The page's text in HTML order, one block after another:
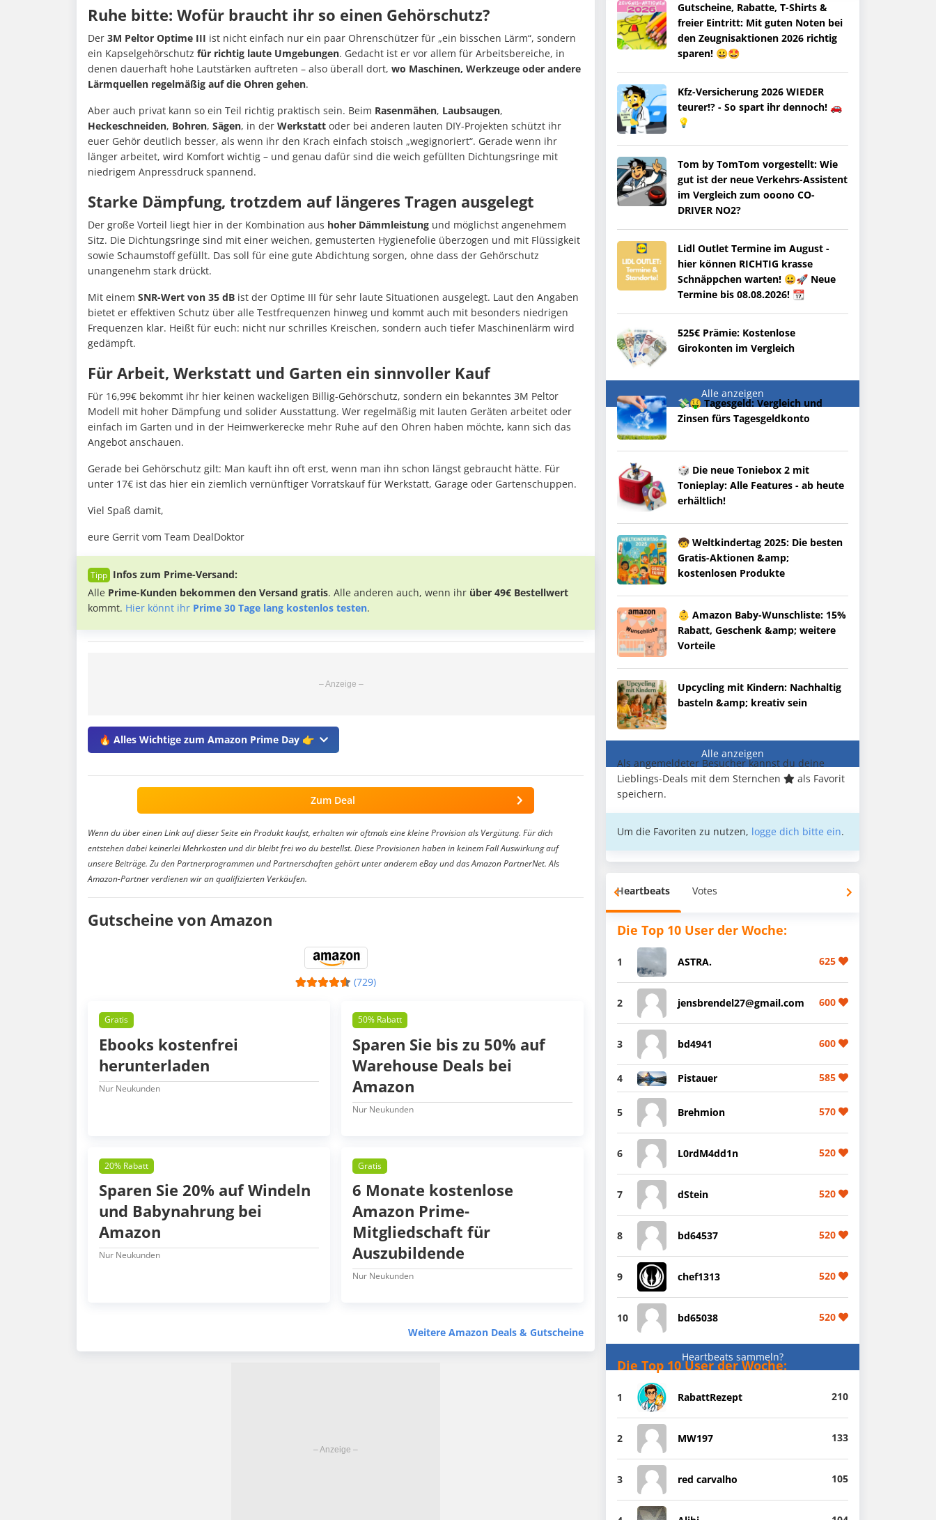
Ruhe bitte: Wofür braucht ihr so einen Gehörschutz?
Der 3M Peltor Optime III ist nicht einfach nur ein paar Ohrenschützer für „ein bisschen Lärm“, sondern
ein Kapselgehörschutz für richtig laute Umgebungen. Gedacht ist er vor allem für Arbeitsbereiche, in
denen dauerhaft hohe Lautstärken auftreten – also überall dort, wo Maschinen, Werkzeuge oder andere
Lärmquellen regelmäßig auf die Ohren gehen.
Aber auch privat kann so ein Teil richtig praktisch sein. Beim Rasenmähen, Laubsaugen,
Heckeschneiden, Bohren, Sägen, in der Werkstatt oder bei anderen lauten DIY-Projekten schützt ihr
euer Gehör deutlich besser, als wenn ihr den Krach einfach stoisch „wegignoriert“. Gerade wenn ihr
länger arbeitet, wird Komfort wichtig – und genau dafür sind die weich gefüllten Dichtungsringe mit
niedrigem Anpressdruck spannend.
Starke Dämpfung, trotzdem auf längeres Tragen ausgelegt
Der große Vorteil liegt hier in der Kombination aus hoher Dämmleistung und möglichst angenehmem
Sitz. Die Dichtungsringe sind mit einer weichen, gemusterten Hygienefolie überzogen und mit Flüssigkeit
sowie Schaumstoff gefüllt. Das soll für eine gute Abdichtung sorgen, ohne dass der Gehörschutz
unangenehm stark drückt.
Mit einem SNR-Wert von 35 dB ist der Optime III für sehr laute Situationen ausgelegt. Laut den Angaben
bietet er effektiven Schutz über alle Testfrequenzen hinweg und kommt auch mit besonders niedrigen
Frequenzen klar. Heißt für euch: nicht nur schrilles Kreischen, sondern auch tiefer Maschinenlärm wird
gedämpft.
Für Arbeit, Werkstatt und Garten ein sinnvoller Kauf
Für 16,99€ bekommt ihr hier keinen wackeligen Billig-Gehörschutz, sondern ein bekanntes 3M Peltor
Modell mit hoher Dämpfung und solider Ausstattung. Wer regelmäßig mit lauten Geräten arbeitet oder
einfach im Garten und in der Heimwerkerecke mehr Ruhe auf den Ohren haben möchte, kann sich das
Angebot anschauen.
Gerade bei Gehörschutz gilt: Man kauft ihn oft erst, wenn man ihn schon längst gebraucht hätte. Für
unter 17€ ist das hier ein ziemlich vernünftiger Vorratskauf für Werkstatt, Garage oder Gartenschuppen.
Viel Spaß damit,
eure Gerrit vom Team DealDoktor
Infos zum Prime-Versand:
Alle Prime-Kunden bekommen den Versand gratis. Alle anderen auch, wenn ihr über 49€ Bestellwert
kommt. Hier könnt ihr Prime 30 Tage lang kostenlos testen.
🔥 Alles Wichtige zum Amazon Prime Day 👉
Zum Deal
Wenn du über einen Link auf dieser Seite ein Produkt kaufst, erhalten wir oftmals eine kleine Provision als Vergütung. Für dich
entstehen dabei keinerlei Mehrkosten und dir bleibt frei wo du bestellst. Diese Provisionen haben in keinem Fall Auswirkung auf
unsere Beiträge. Zu den Partnerprogrammen und Partnerschaften gehört unter anderem eBay und das Amazon PartnerNet. Als
Amazon-Partner verdienen wir an qualifizierten Verkäufen.
Gutscheine von Amazon
(729)
Gratis
Ebooks kostenfrei
herunterladen
Nur Neukunden
50% Rabatt
Sparen Sie bis zu 50% auf
Warehouse Deals bei
Amazon
Nur Neukunden
20% Rabatt
Sparen Sie 20% auf Windeln
und Babynahrung bei
Amazon
Nur Neukunden
Gratis
6 Monate kostenlose
Amazon Prime-
Mitgliedschaft für
Auszubildende
Nur Neukunden
Weitere Amazon Deals & Gutscheine
Gutscheine, Rabatte, T-Shirts &
freier Eintritt: Mit guten Noten bei
den Zeugnisaktionen 2026 richtig
sparen! 😀🤩
Kfz-Versicherung 2026 WIEDER
teurer!? - So spart ihr dennoch! 🚗
💡
Tom by TomTom vorgestellt: Wie
gut ist der neue Verkehrs-Assistent
im Vergleich zum ooono CO-
DRIVER NO2?
Lidl Outlet Termine im August -
hier können RICHTIG krasse
Schnäppchen warten! 😀🚀 Neue
Termine bis 08.08.2026! 📆
525€ Prämie: Kostenlose
Girokonten im Vergleich
Alle anzeigen
💸🤑 Tagesgeld: Vergleich und
Zinsen fürs Tagesgeldkonto
🎲 Die neue Toniebox 2 mit
Tonieplay: Alle Features - ab heute
erhältlich!
🧒 Weltkindertag 2025: Die besten
Gratis-Aktionen &amp;
kostenlosen Produkte
👶 Amazon Baby-Wunschliste: 15%
Rabatt, Geschenk &amp; weitere
Vorteile
Upcycling mit Kindern: Nachhaltig
basteln &amp; kreativ sein
Alle anzeigen
Als angemeldeter Besucher kannst du deine
Lieblings-Deals mit dem Sternchen
als Favorit
speichern.
Um die Favoriten zu nutzen, logge dich bitte ein.
Heartbeats Votes
Die Top 10 User der Woche:
1 ASTRA. 625
2 jensbrendel27@gmail.com 600
3 bd4941 600
4 Pistauer 585
5 Brehmion 570
6 L0rdM4dd1n 520
7 dStein 520
8 bd64537 520
9 chef1313 520
10 bd65038 520
Heartbeats sammeln?
Die Top 10 User der Woche:
1 RabattRezept 210
2 MW197 133
3 red carvalho 105